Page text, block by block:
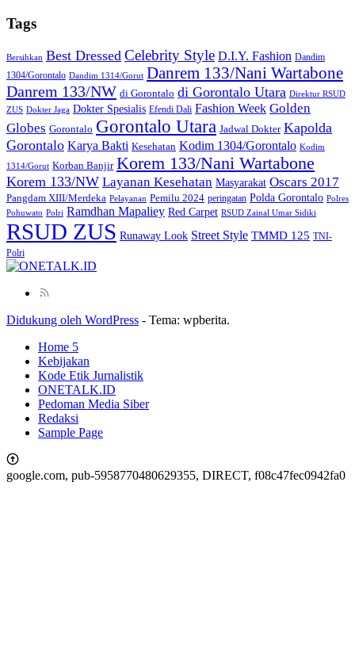
Tags
Bersihkan Best Dressed Celebrity Style D.I.Y. Fashion Dandim
1304/Gorontalo Dandim 1314/Gorut Danrem 133/Nani Wartabone
Danrem 133/NW di Gorontalo di Gorontalo Utara Direktur RSUD
ZUS Dokter Jaga Dokter Spesialis Efendi Dali Fashion Week Golden
Globes Gorontalo Gorontalo Utara Jadwal Dokter Kapolda
Gorontalo Karya Bakti Kesehatan Kodim 1304/Gorontalo Kodim
1314/Gorut Korban Banjir Korem 133/Nani Wartabone
Korem 133/NW Layanan Kesehatan Masyarakat Oscars 2017
Pangdam XIII/Merdeka Pelayanan Pemilu 2024 peringatan Polda Gorontalo Polres
Pohuwato Polri Ramdhan Mapaliey Red Carpet RSUD Zainal Umar Sidiki
RSUD ZUS Runaway Look Street Style TMMD 125 TNI-
Polri
Didukung oleh WordPress - Tema: wpberita.
Home 5
Kebijakan
Kode Etik Jurnalistik
ONETALK.ID
Pedoman Media Siber
Redaksi
Sample Page
google.com, pub-5958770480629355, DIRECT, f08c47fec0942fa0